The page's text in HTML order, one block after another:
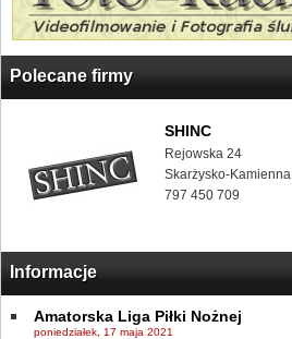
Polecane firmy
SHINC
Rejowska 24
Skarżysko-Kamienna
797 450 709
Informacje
Amatorska Liga Piłki Nożnej
poniedziałek, 17 maja 2021